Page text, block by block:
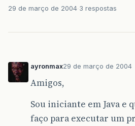
29 de março de 2004 3 respostas
ayronmax29 de março de 2004
Amigos,
Sou iniciante em Java e
faço para executar um